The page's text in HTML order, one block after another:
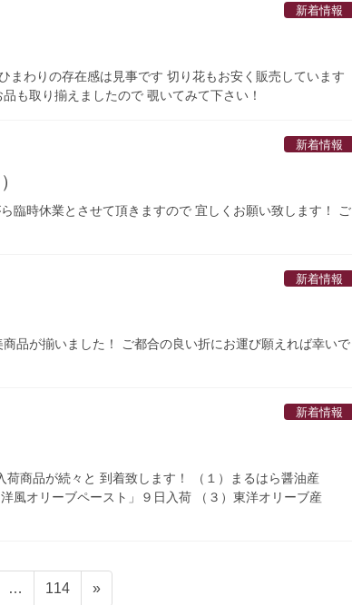
新着情報
わりの存在感は見事です 切り花もお安く販売しています
も取り揃えましたので 覗いてみて下さい！
新着情報
臨時休業とさせて頂きますので 宜しくお願い致します！ ご
新着情報
品が揃いました！ ご都合の良い折にお運び願えれば幸いで
新着情報
荷商品が続々と 到着致します！ （１）まるはら醤油産
風オリーブペースト」９日入荷 （３）東洋オリーブ産
…
固
114 »